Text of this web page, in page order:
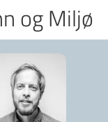
og Miljø